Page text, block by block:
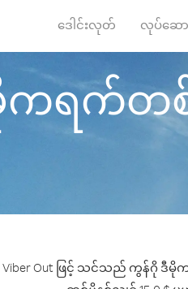
ဒေါင်းလုတ် လုပ်ဆော
ရက်တစ်
Viber Out ဖြင့် သင်သည် ကွန်ဂို ဒီ